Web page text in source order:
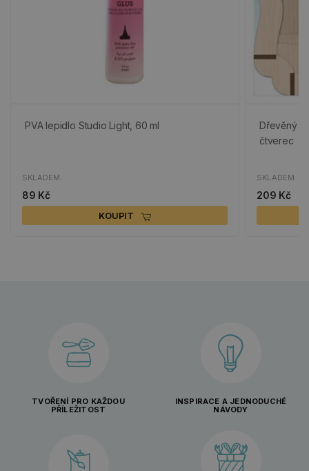
PVA lepidlo Studio Light, 60 ml
SKLADEM
89 Kč
KOUPIT
Dřevěný
čtverec
SKLADEM
209 Kč
TVOŘENÍ PRO KAŽDOU
PŘÍLEŽITOST
INSPIRACE A JEDNODUCHÉ
NÁVODY